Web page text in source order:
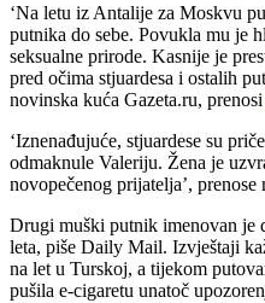
‘Na letu iz Antalije za Moskvu
putnika do sebe. Povukla mu je
seksualne prirode. Kasnije je
pred očima stjuardesa i ostalih
novinska kuća Gazeta.ru, prenosi
‘Iznenađujuće, stjuardese su
odmaknule Valeriju. Žena je
novopečenog prijatelja’, prenose
Drugi muški putnik imenovan je
leta, piše Daily Mail. Izvještaji
na let u Turskoj, a tijekom
pušila e-cigaretu unatoč